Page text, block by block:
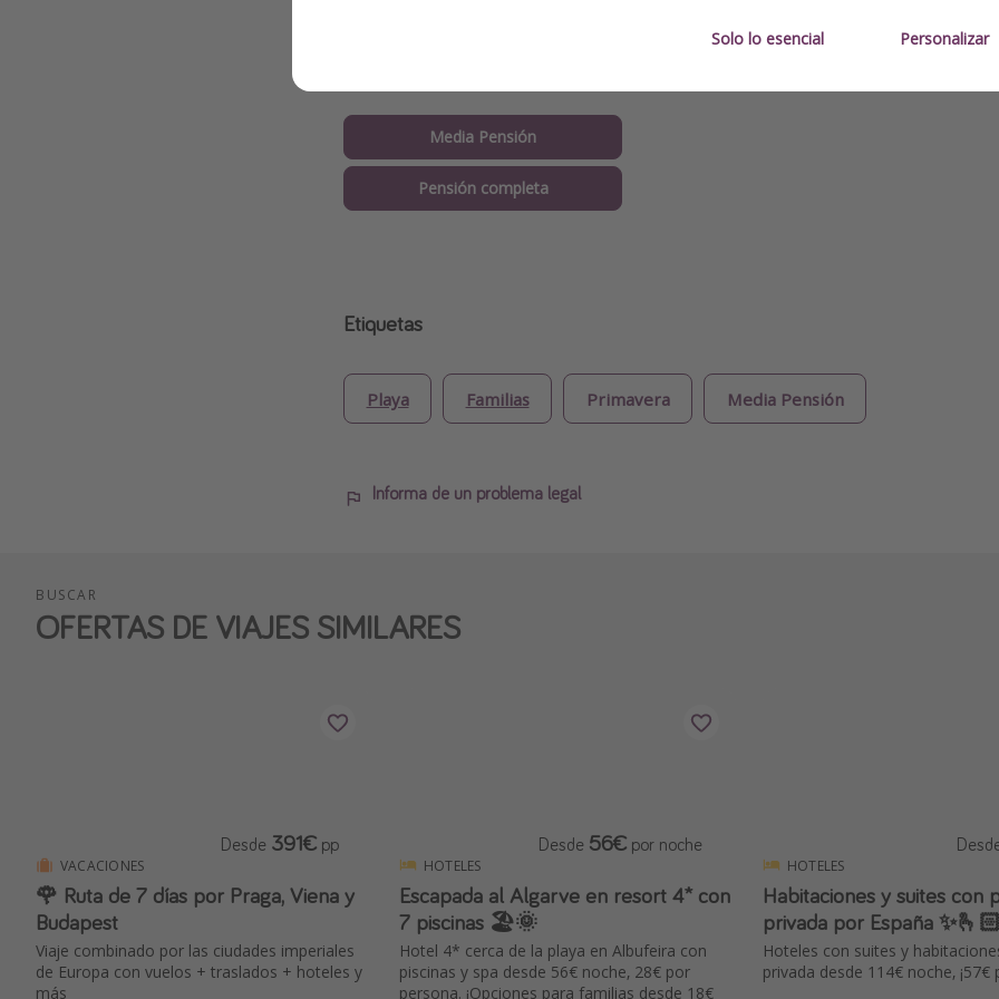
Media Pensión
Pensión completa
Etiquetas
Playa Familias Primavera Media Pensión
Informa de un problema legal
BUSCAR
OFERTAS DE VIAJES SIMILARES
VACACIONES
🌹 Ruta de 7 días por Praga, Viena y
Budapest
Viaje combinado por las ciudades imperiales
de Europa con vuelos + traslados + hoteles y
más
Desde 391€ pp
HOTELES
Escapada al Algarve en resort 4* con
7 piscinas 🏖️🌞
Hotel 4* cerca de la playa en Albufeira con
piscinas y spa desde 56€ noche, 28€ por
persona. ¡Opciones para familias desde 18€
Desde 56€ por noche
HOTELES
Habitaciones y suites con
privada por España ✨🫰🏻
Hoteles con suites y
privada desde 114€ noche, ¡57€
Solo lo esencial Personalizar